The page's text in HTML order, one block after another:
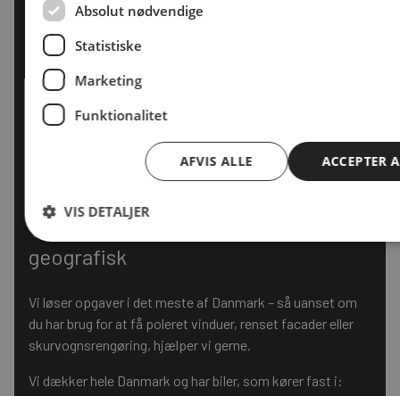
Vi strækker os langt – også
geografisk
Vi løser opgaver i det meste af Danmark – så uanset om
du har brug for at få poleret vinduer, renset facader eller
skurvognsrengøring, hjælper vi gerne.
Vi dækker hele Danmark og har biler, som kører fast i:
Absolut nødvendige
Statistiske
Marketing
Funktionalitet
ACCEPTER
AFVIS ALLE
VIS DETALJER